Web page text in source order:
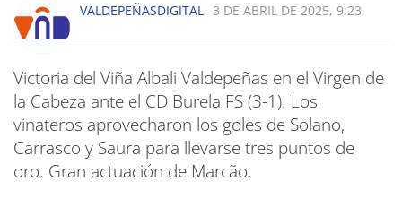
VALDEPEÑASDIGITAL 3 DE ABRIL DE 2025, 9:23
Victoria del Viña Albali Valdepeñas en el Virgen de
la Cabeza ante el CD Burela FS (3-1). Los
vinateros aprovecharon los goles de Solano,
Carrasco y Saura para llevarse tres puntos de
oro. Gran actuación de Marcão.